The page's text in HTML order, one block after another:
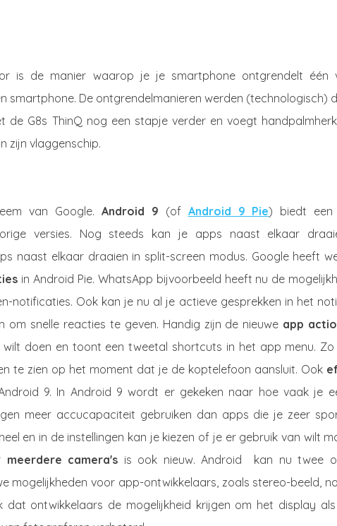
is de manier waarop je je smartphone ontgrendelt één
smartphone. De ontgrendelmanieren werden (technologisch)
de G8s ThinQ nog een stapje verder en voegt
zijn vlaggenschip.
van Google.Android 9 (of Android 9 Pie) biedt een
versies. Nog steeds kan je apps naast elkaar
naast elkaar draaien in split-screen modus. Google heeft
in Android Pie. WhatsApp bijvoorbeeld heeft nu de
notificaties. Ook kan je nu al je actieve gesprekken in het
om snelle reacties te geven. Handig zijn de nieuwe app
doen en toont een tweetal shortcuts in het app menu.
te zien op het moment dat je de koptelefoon aansluit. Ook
9. In Android 9 wordt er gekeken naar hoe vaak je
meer accucapaciteit gebruiken dan apps die je zeer
en in de instellingen kan je kiezen of je er gebruik van wilt
meerdere camera's is ook nieuw. Android kan nu twee
mogelijkheden voor app-ontwikkelaars, zoals stereo-beeld,
dat ontwikkelaars de mogelijkheid krijgen om het display